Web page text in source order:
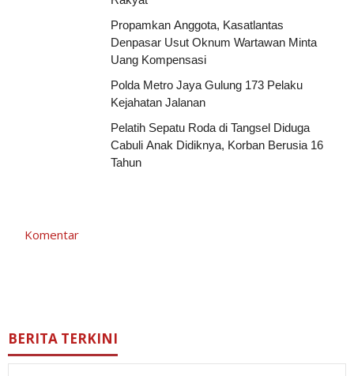
Propamkan Anggota, Kasatlantas
Denpasar Usut Oknum Wartawan Minta
Uang Kompensasi
Polda Metro Jaya Gulung 173 Pelaku
Kejahatan Jalanan
Pelatih Sepatu Roda di Tangsel Diduga
Cabuli Anak Didiknya, Korban Berusia 16
Tahun
Komentar
BERITA TERKINI